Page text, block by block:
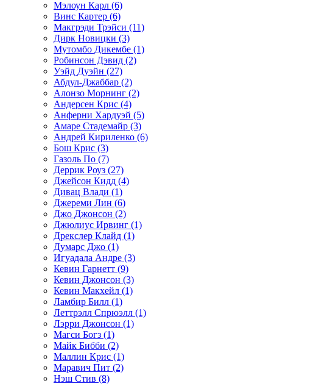
Мэлоун Карл (6)
Винс Картер (6)
Макгрэди Трэйси (11)
Дирк Новицки (3)
Мутомбо Дикембе (1)
Робинсон Дэвид (2)
Уэйд Дуэйн (27)
Абдул-Джаббар (2)
Алонзо Морнинг (2)
Андерсен Крис (4)
Анферни Xардуэй (5)
Амаре Стадемайр (3)
Андрей Кириленко (6)
Бош Крис (3)
Газоль По (7)
Деррик Роуз (27)
Джейсон Кидд (4)
Дивац Влади (1)
Джереми Лин (6)
Джо Джонсон (2)
Джюлиус Ирвинг (1)
Дрекслер Клайд (1)
Думарс Джо (1)
Игуадала Андре (3)
Кевин Гарнетт (9)
Кевин Джонсон (3)
Кевин Макхейл (1)
Ламбир Билл (1)
Леттрэлл Спрюэлл (1)
Лэрри Джонсон (1)
Магси Богз (1)
Майк Бибби (2)
Маллин Крис (1)
Маравич Пит (2)
Нэш Стив (8)